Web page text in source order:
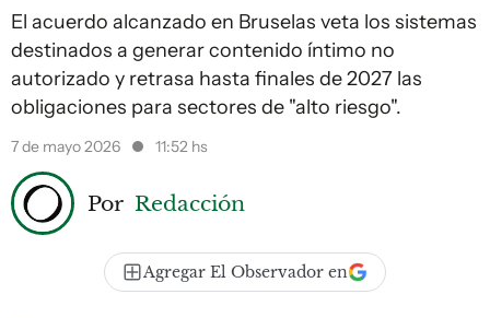
El acuerdo alcanzado en Bruselas veta los sistemas
destinados a generar contenido íntimo no
autorizado y retrasa hasta finales de 2027 las
obligaciones para sectores de "alto riesgo".
7 de mayo 2026 11:52 hs
Por Redacción
Agregar El Observador en